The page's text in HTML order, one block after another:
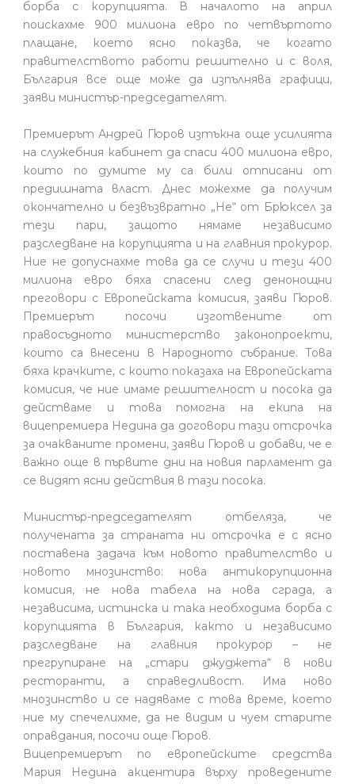
борба с корупцията. В началото на април
поискахме 900 милиона евро по четвъртото
плащане, което ясно показва, че когато
правителството работи решително и с воля,
България все още може да изпълнява графици,
заяви министър-председателят.
Премиерът Андрей Гюров изтъкна още усилията
на служебния кабинет да спаси 400 милиона евро,
които по думите му са били отписани от
предишната власт. Днес можехме да получим
окончателно и безвъзвратно „Не“ от Брюксел за
тези пари, защото нямаме независимо
разследване на корупцията и на главния прокурор.
Ние не допуснахме това да се случи и тези 400
милиона евро бяха спасени след денонощни
преговори с Европейската комисия, заяви Гюров.
Премиерът посочи изготвените от
правосъдното министерство законопроекти,
които са внесени в Народното събрание. Това
бяха крачките, с които показаха на Европейската
комисия, че ние имаме решителност и посока да
действаме и това помогна на екипа на
вицепремиера Недина да договори тази отсрочка
за очакваните промени, заяви Гюров и добави, че е
важно още в първите дни на новия парламент да
се видят ясни действия в тази посока.
Министър-председателят отбеляза, че
получената за страната ни отсрочка е с ясно
поставена задача към новото правителство и
новото мнозинство: нова антикорупционна
комисия, не нова табела на нова сграда, а
независима, истинска и така необходима борба с
корупцията в България, както и независимо
разследване на главния прокурор – не
прегрупиране на „стари джуджета“ в нови
ресторанти, а справедливост. Има ново
мнозинство и се надяваме с това време, което
ние му спечелихме, да не видим и чуем старите
оправдания, посочи още Гюров.
Вицепремиерът по европейските средства
Мария Недина акцентира върху проведените